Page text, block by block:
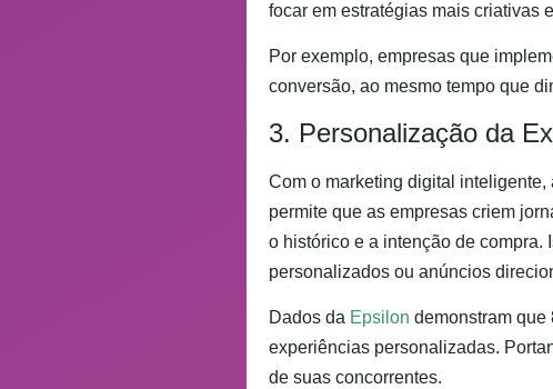
focar em estratégias mais criativas
Por exemplo, empresas que
conversão, ao mesmo tempo que
3. Personalização da
Com o marketing digital
permite que as empresas criem
o histórico e a intenção de compra.
personalizados ou anúncios
Dados da Epsilon demonstram que
experiências personalizadas.
de suas concorrentes.